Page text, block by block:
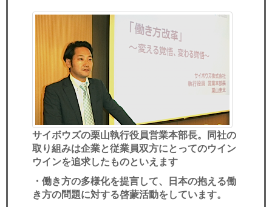
サイボウズの栗山執行役員営業本部長。同社の
取り組みは企業と従業員双方にとってのウイン
ウインを追求したものといえます
・働き方の多様化を提言して、日本の抱える働
き方の問題に対する啓蒙活動をしています。